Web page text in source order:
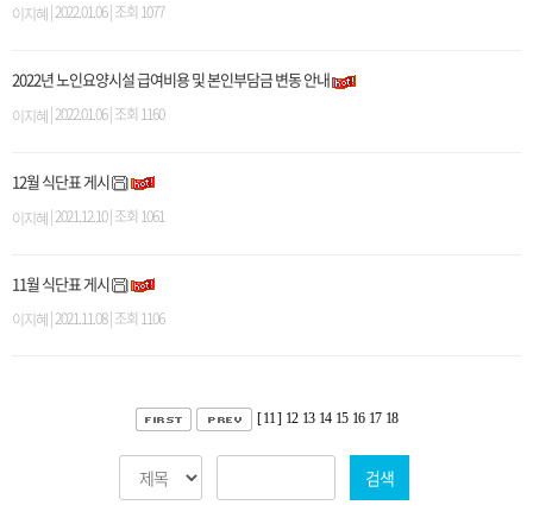
이지혜 | 2022.01.06 | 조회 1077
2022년 노인요양시설 급여비용 및 본인부담금 변동 안내
이지혜| 2022.01.06 | 조회 1160
12월 식단표 게시
이지혜| 2021.12.10 | 조회 1061
11월 식단표 게시
이지혜 | 2021.11.08 | 조회 1106
[ 11 ] 12 13 14 15 16 17 18
검색